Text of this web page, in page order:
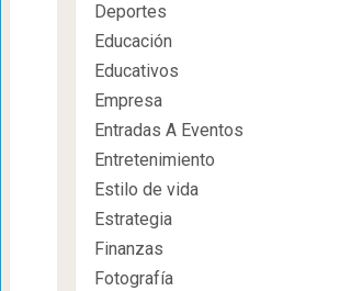
Deportes
Educación
Educativos
Empresa
Entradas A Eventos
Entretenimiento
Estilo de vida
Estrategia
Finanzas
Fotografía